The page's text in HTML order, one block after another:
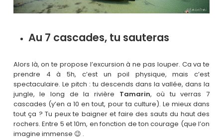
Au 7 cascades, tu sauteras
Alors là, on te propose l’excursion à ne pas louper. Ca va te
prendre 4 à 5h, c’est un poil physique, mais c’est
spectaculaire. Le pitch : tu descends dans la vallée, dans la
jungle, le long de la rivière Tamarin, où tu verras 7
cascades (y’en a 10 en tout, pour ta culture). Le mieux dans
tout ça ? Tu peux te baigner et faire des sauts du haut des
rochers. Entre 5 et 10m, en fonction de ton courage (que l’on
imagine immense 😉 .